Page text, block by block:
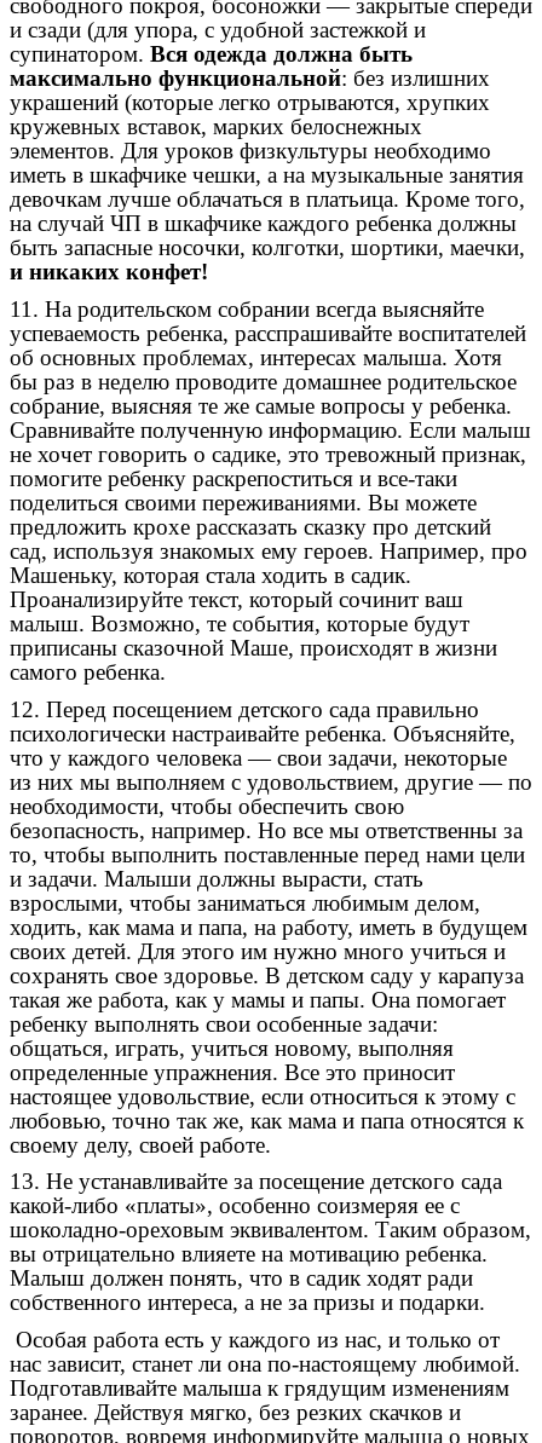
свободного покроя, босоножки — закрытые спереди
и сзади (для упора, с удобной застежкой и
супинатором. Вся одежда должна быть
максимально функциональной: без излишних
украшений (которые легко отрываются, хрупких
кружевных вставок, марких белоснежных
элементов. Для уроков физкультуры необходимо
иметь в шкафчике чешки, а на музыкальные занятия
девочкам лучше облачаться в платьица. Кроме того,
на случай ЧП в шкафчике каждого ребенка должны
быть запасные носочки, колготки, шортики, маечки,
и никаких конфет!
11. На родительском собрании всегда выясняйте
успеваемость ребенка, расспрашивайте воспитателей
об основных проблемах, интересах малыша. Хотя
бы раз в неделю проводите домашнее родительское
собрание, выясняя те же самые вопросы у ребенка.
Сравнивайте полученную информацию. Если малыш
не хочет говорить о садике, это тревожный признак,
помогите ребенку раскрепоститься и все-таки
поделиться своими переживаниями. Вы можете
предложить крохе рассказать сказку про детский
сад, используя знакомых ему героев. Например, про
Машеньку, которая стала ходить в садик.
Проанализируйте текст, который сочинит ваш
малыш. Возможно, те события, которые будут
приписаны сказочной Маше, происходят в жизни
самого ребенка.
12. Перед посещением детского сада правильно
психологически настраивайте ребенка. Объясняйте,
что у каждого человека — свои задачи, некоторые
из них мы выполняем с удовольствием, другие — по
необходимости, чтобы обеспечить свою
безопасность, например. Но все мы ответственны за
то, чтобы выполнить поставленные перед нами цели
и задачи. Малыши должны вырасти, стать
взрослыми, чтобы заниматься любимым делом,
ходить, как мама и папа, на работу, иметь в будущем
своих детей. Для этого им нужно много учиться и
сохранять свое здоровье. В детском саду у карапуза
такая же работа, как у мамы и папы. Она помогает
ребенку выполнять свои особенные задачи:
общаться, играть, учиться новому, выполняя
определенные упражнения. Все это приносит
настоящее удовольствие, если относиться к этому с
любовью, точно так же, как мама и папа относятся к
своему делу, своей работе.
13. Не устанавливайте за посещение детского сада
какой-либо «платы», особенно соизмеряя ее с
шоколадно-ореховым эквивалентом. Таким образом,
вы отрицательно влияете на мотивацию ребенка.
Малыш должен понять, что в садик ходят ради
собственного интереса, а не за призы и подарки.
Особая работа есть у каждого из нас, и только от
нас зависит, станет ли она по-настоящему любимой.
Подготавливайте малыша к грядущим изменениям
заранее. Действуя мягко, без резких скачков и
поворотов, вовремя информируйте малыша о новых